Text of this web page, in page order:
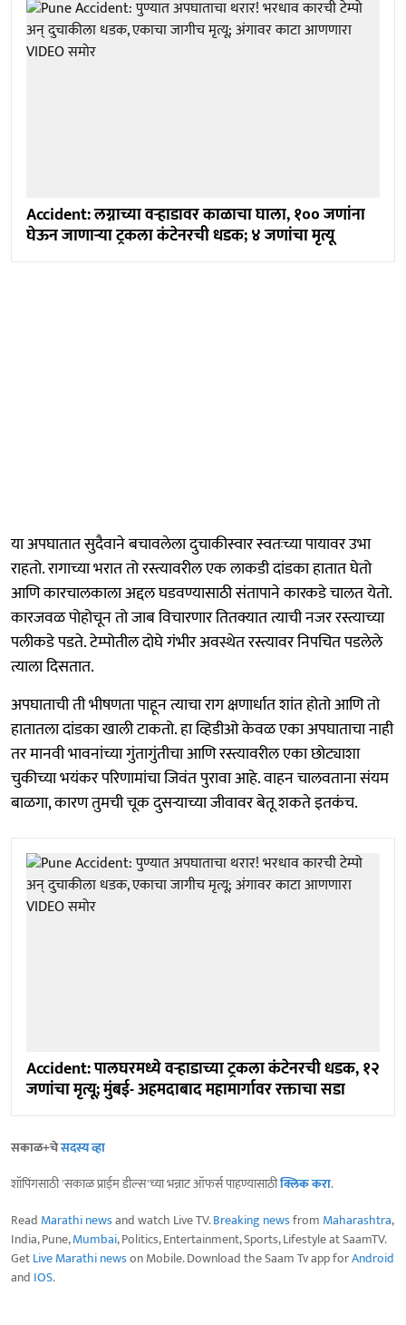
Accident: लग्नाच्या वऱ्हाडावर काळाचा घाला, १०० जणांना
घेऊन जाणाऱ्या ट्रकला कंटेनरची धडक; ४ जणांचा मृत्यू
या अपघातात सुदैवाने बचावलेला दुचाकीस्वार स्वतःच्या पायावर उभा
राहतो. रागाच्या भरात तो रस्त्यावरील एक लाकडी दांडका हातात घेतो
आणि कारचालकाला अद्दल घडवण्यासाठी संतापाने कारकडे चालत येतो.
कारजवळ पोहोचून तो जाब विचारणार तितक्यात त्याची नजर रस्त्याच्या
पलीकडे पडते. टेम्पोतील दोघे गंभीर अवस्थेत रस्त्यावर निपचित पडलेले
त्याला दिसतात.
अपघाताची ती भीषणता पाहून त्याचा राग क्षणार्धात शांत होतो आणि तो
हातातला दांडका खाली टाकतो. हा व्हिडीओ केवळ एका अपघाताचा नाही
तर मानवी भावनांच्या गुंतागुंतीचा आणि रस्त्यावरील एका छोट्याशा
चुकीच्या भयंकर परिणामांचा जिवंत पुरावा आहे. वाहन चालवताना संयम
बाळगा, कारण तुमची चूक दुसऱ्याच्या जीवावर बेतू शकते इतकंच.
Accident: पालघरमध्ये वऱ्हाडाच्या ट्रकला कंटेनरची धडक, १२
जणांचा मृत्यू; मुंबई- अहमदाबाद महामार्गावर रक्ताचा सडा
सकाळ+चेसदस्य व्हा
शॉपिंगसाठी 'सकाळ प्राईम डील्स'च्या भन्नाट ऑफर्स पाहण्यासाठीक्लिक करा.
Read Marathi newsand watch Live TV.Breaking newsfrom Maharashtra,
India, Pune,Mumbai, Politics, Entertainment, Sports, Lifestyle at SaamTV.
GetLive Marathi newson Mobile. Download the Saam Tv app forAndroid
and IOS.